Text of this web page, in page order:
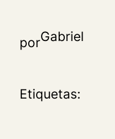
porGabriel
Etiquetas: